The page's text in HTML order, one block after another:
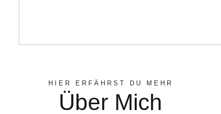
HIER ERFÄHRST DU MEHR
Über Mich